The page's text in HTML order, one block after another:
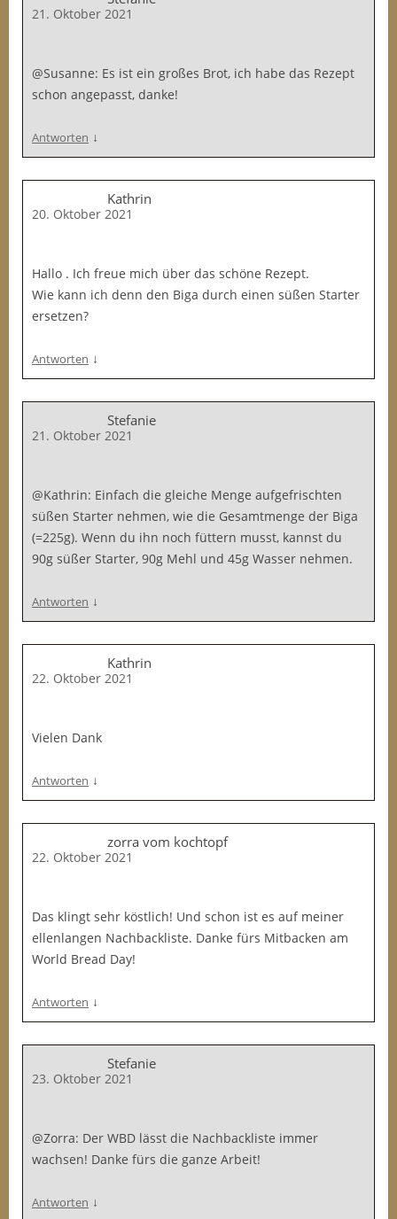
21. Oktober 2021
@Susanne: Es ist ein großes Brot, ich habe das Rezept
schon angepasst, danke!
Antworten ↓
Kathrin
20. Oktober 2021
Hallo . Ich freue mich über das schöne Rezept.
Wie kann ich denn den Biga durch einen süßen Starter
ersetzen?
Antworten ↓
Stefanie
21. Oktober 2021
@Kathrin: Einfach die gleiche Menge aufgefrischten
süßen Starter nehmen, wie die Gesamtmenge der Biga
(=225g). Wenn du ihn noch füttern musst, kannst du
90g süßer Starter, 90g Mehl und 45g Wasser nehmen.
Antworten ↓
Kathrin
22. Oktober 2021
Vielen Dank
Antworten ↓
zorra vom kochtopf
22. Oktober 2021
Das klingt sehr köstlich! Und schon ist es auf meiner
ellenlangen Nachbackliste. Danke fürs Mitbacken am
World Bread Day!
Antworten ↓
Stefanie
23. Oktober 2021
@Zorra: Der WBD lässt die Nachbackliste immer
wachsen! Danke fürs die ganze Arbeit!
Antworten ↓